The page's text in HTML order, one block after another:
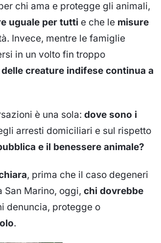
chi ama e protegge gli animali,
uguale per tutti e che le misure
Invece, mentre le famiglie
in un volto fin troppo
creature indifese continua a
è una sola: dove sono i
arresti domiciliari e sul rispetto
e il benessere animale?
, prima che il caso degeneri
San Marino, oggi, chi dovrebbe
denuncia, protegge o
.